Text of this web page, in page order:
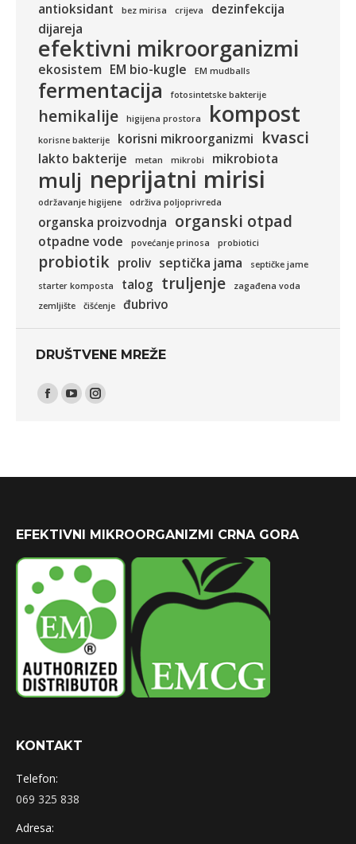
antioksidant bez mirisa crijeva
dezinfekcija
dijareja
efektivni mikroorganizmi
ekosistem EM bio-kugle EM mudballs
fermentacija fotosintetske bakterije
hemikalije higijena prostora kompost
korisne bakterije korisni mikroorganizmi kvasci
lakto bakterije metan mikrobi mikrobiota
mulj neprijatni mirisi
održavanje higijene održiva poljoprivreda
organska proizvodnja organski otpad
otpadne vode povećanje prinosa probiotici
probiotik proliv septička jama
septičke jame
starter komposta
talog truljenje
zagađena voda
zemljište
čišćenje đubrivo
DRUŠTVENE MREŽE
Find us on:
Facebook
YouTubeInstagram
EFEKTIVNI MIKROORGANIZMI CRNA GORA
KONTAKT
Telefon:
069 325 838
Adresa: